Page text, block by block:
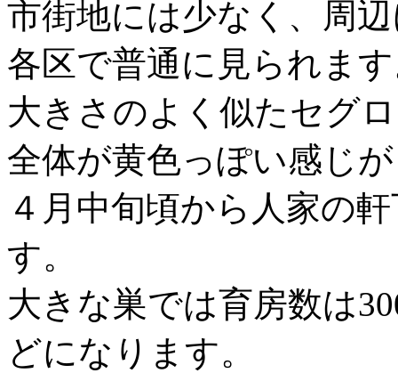
市街地には少なく、周
各区で普通に見られま
大きさのよく似たセグ
全体が黄色っぽい感じ
４月中旬頃から人家の
す。
大きな巣では育房数は
どになります。